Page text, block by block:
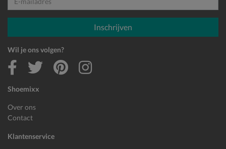
Shoemixx
Over ons
Contact
Klantenservice
E-mailadres
Inschrijven
Wil je ons volgen?